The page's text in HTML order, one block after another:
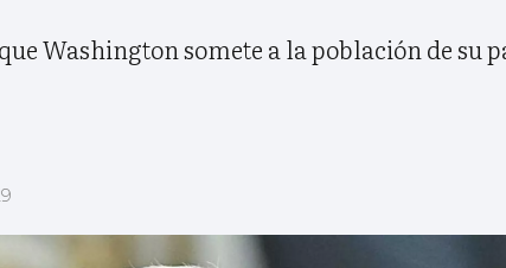
Washington somete a la población de su